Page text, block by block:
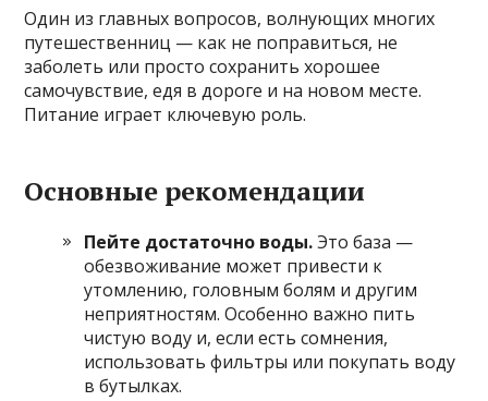
Один из главных вопросов, волнующих многих
путешественниц — как не поправиться, не
заболеть или просто сохранить хорошее
самочувствие, едя в дороге и на новом месте.
Питание играет ключевую роль.
Основные рекомендации
Пейте достаточно воды.Это база —
обезвоживание может привести к
утомлению, головным болям и другим
неприятностям. Особенно важно пить
чистую воду и, если есть сомнения,
использовать фильтры или покупать воду
в бутылках.